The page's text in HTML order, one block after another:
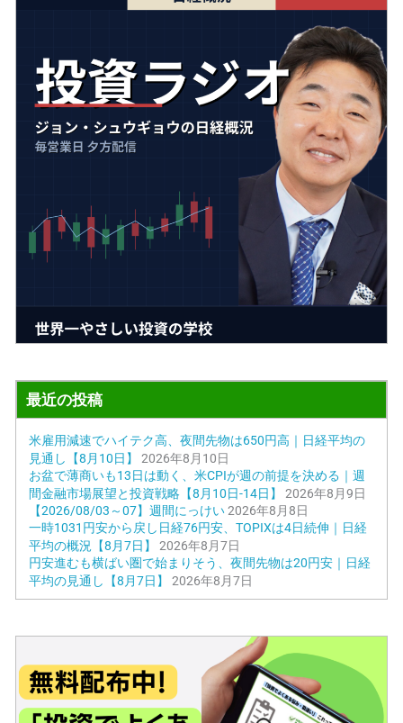
最近の投稿
米雇用減速でハイテク高、夜間先物は650円高｜日経平均の
見通し【8月10日】
2026年8月10日
お盆で薄商いも13日は動く、米CPIが週の前提を決める｜週
間金融市場展望と投資戦略【8月10日-14日】
2026年8月9日
【2026/08/03～07】週間にっけい 2026年8月8日
一時1031円安から戻し日経76円安、TOPIXは4日続伸｜日経
平均の概況【8月7日】
2026年8月7日
円安進むも横ばい圏で始まりそう、夜間先物は20円安｜日経
平均の見通し【8月7日】
2026年8月7日